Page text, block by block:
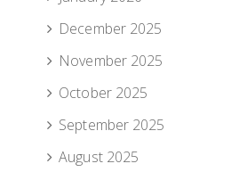
December 2025
November 2025
October 2025
September 2025
August 2025